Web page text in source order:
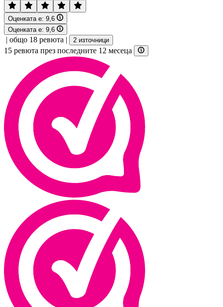
Оценката е: 9,6
Оценката е: 9,6
| общо 18 ревюта | 2 източници
15 ревюта през последните 12 месеца